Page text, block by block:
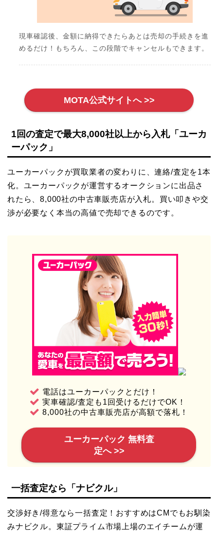
現車確認後、金額に納得できたらあとは売却の手続きを進
めるだけ！もちろん、この段階でキャンセルもできます。
MOTA公式サイトへ >>
1回の査定で最大8,000社以上から入札「ユーカ
ーパック」
ユーカーパックが買取業者の変わりに、連絡/査定を1本
化。ユーカーパックが運営するオークションに出品さ
れたら、8,000社の中古車販売店が入札。買い叩きや交
渉が必要なく本当の高値で売却できるのです。
電話はユーカーパックとだけ！
実車確認/査定も1回受けるだけでOK！
8,000社の中古車販売店が高額で落札！
ユーカーパック 無料査
定へ >>
一括査定なら「ナビクル」
交渉好き/得意なら一括査定！おすすめはCMでもお馴染
みナビクル。東証プライム市場上場のエイチームが運